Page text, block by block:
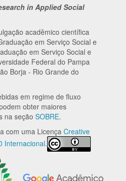
in Applied Social
acadêmico científica
em Serviço Social e
em Serviço Social e
Federal do Pampa
Borja - Rio Grande do
em regime de fluxo
obter maiores
na seção SOBRE.
com uma Licença Creative
Internacional.